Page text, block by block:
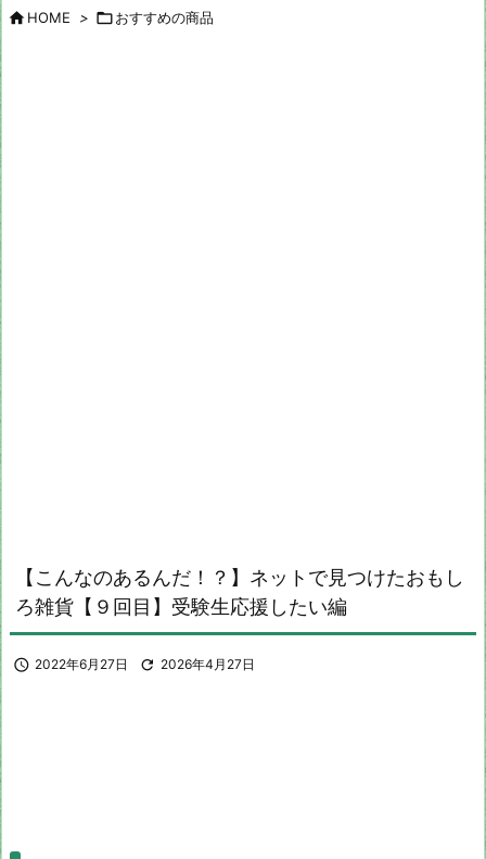
HOME > おすすめの商品
【こんなのあるんだ！？】ネットで見つけたおもし
ろ雑貨【９回目】受験生応援したい編
 2022年6月27日  2026年4月27日